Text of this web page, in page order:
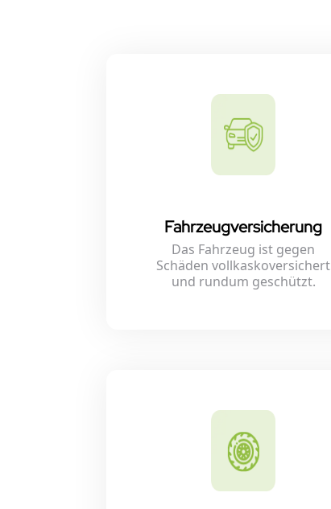
Fahrzeugversicherung
Das Fahrzeug ist gegen
Schäden vollkaskoversichert
und rundum geschützt.